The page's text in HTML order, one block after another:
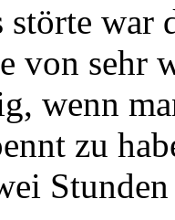
störte
von sehr
wenn
zu